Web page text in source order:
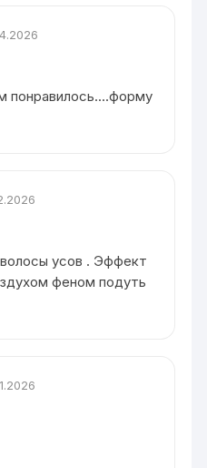
понравилось....форму
усов . Эффект
феном подуть